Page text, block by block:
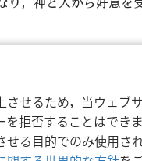
せるため，当ウェ
拒否することはで
る目的でのみ使用